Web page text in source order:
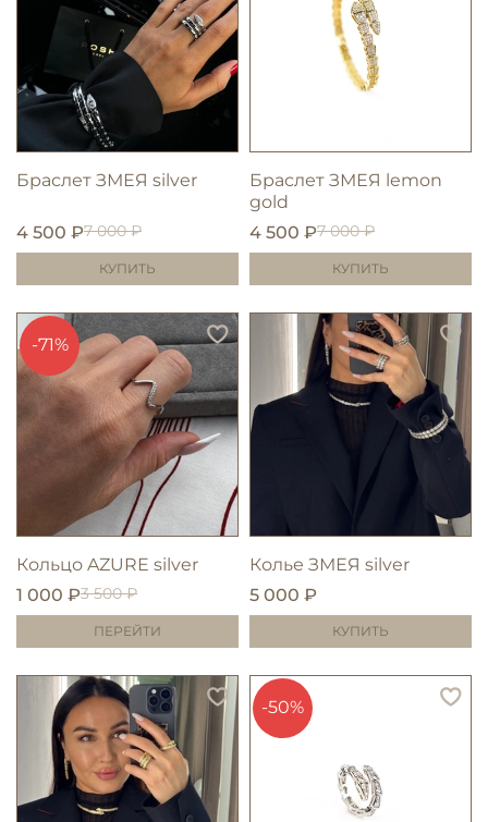
Браслет ЗМЕЯ silver
КУПИТЬ
7 000 ₽
4 500 ₽
Браслет ЗМЕЯ lemon
gold
КУПИТЬ
7 000 ₽
4 500 ₽
-71%
Кольцо AZURE silver
ПЕРЕЙТИ
3 500 ₽
1 000 ₽
Колье ЗМЕЯ silver
КУПИТЬ
5 000 ₽
-50%